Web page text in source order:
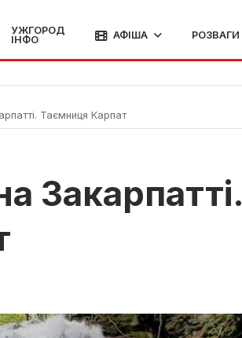
УЖГОРОД
ІНФО
АФІША РОЗВАГИ
Таємниця Карпат
Закарпатті.